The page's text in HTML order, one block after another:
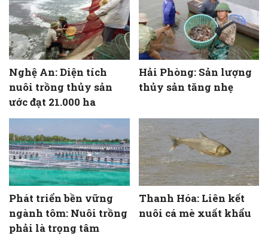
Nghệ An: Diện tích
nuôi trồng thủy sản
ước đạt 21.000 ha
Hải Phòng: Sản lượng
thủy sản tăng nhẹ
Phát triển bền vững
ngành tôm: Nuôi trồng
phải là trọng tâm
Thanh Hóa: Liên kết
nuôi cá mè xuất khẩu